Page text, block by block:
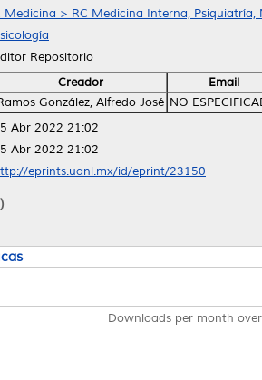
Medicina > RC Medicina Interna, Psiquiatría,
Repositorio
Creador
Email
González, Alfredo José NO
Abr 2022 21:02
Abr 2022 21:02
eprints.uanl.mx/id/eprint/23150
Downloads per month